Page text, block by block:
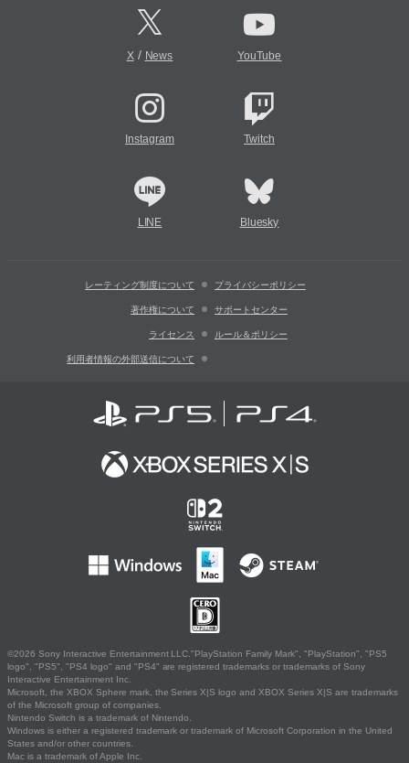
X/ News YouTube
Instagram Twitch
LINE Bluesky
レーティング制度について プライバシーポリシー
著作権について サポートセンター
ライセンス ルール＆ポリシー
利用者情報の外部送信について
©2026 Sony Interactive Entertainment LLC."PlayStation Family Mark", "PlayStation", "PS5
logo", "PS5", "PS4 logo" and "PS4" are registered trademarks or trademarks of Sony
Interactive Entertainment Inc.
Microsoft, the XBOX Sphere mark, the Series X|S logo and XBOX Series X|S are trademarks
of the Microsoft group of companies.
Nintendo Switch is a trademark of Nintendo.
Windows is either a registered trademark or trademark of Microsoft Corporation in the United
States and/or other countries.
Mac is a trademark of Apple Inc.